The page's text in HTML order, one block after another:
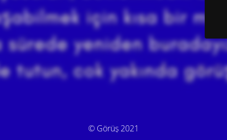
© Görüş 2021